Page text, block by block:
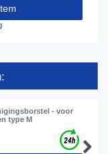
- voor
type M